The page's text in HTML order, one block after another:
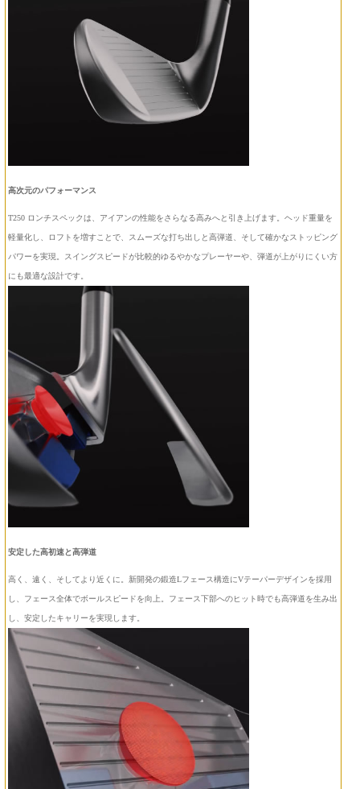
高次元のパフォーマンス
T250 ロンチスペックは、アイアンの性能をさらなる高みへと引き上げます。ヘッド重量を
軽量化し、ロフトを増すことで、スムーズな打ち出しと高弾道、そして確かなストッピング
パワーを実現。スイングスピードが比較的ゆるやかなプレーヤーや、弾道が上がりにくい方
にも最適な設計です。
安定した高初速と高弾道
高く、遠く、そしてより近くに。新開発の鍛造Lフェース構造にVテーパーデザインを採用
し、フェース全体でボールスピードを向上。フェース下部へのヒット時でも高弾道を生み出
し、安定したキャリーを実現します。